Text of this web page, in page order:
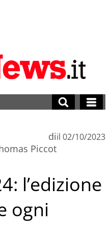
di
Piccot
il 02/10/2023
l’edizione
ogni